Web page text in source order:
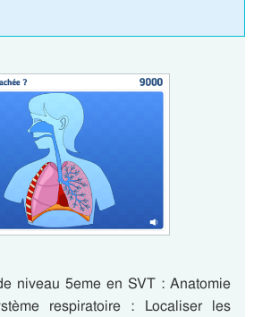
niveau 5eme en SVT : Anatomie
respiratoire : Localiser les